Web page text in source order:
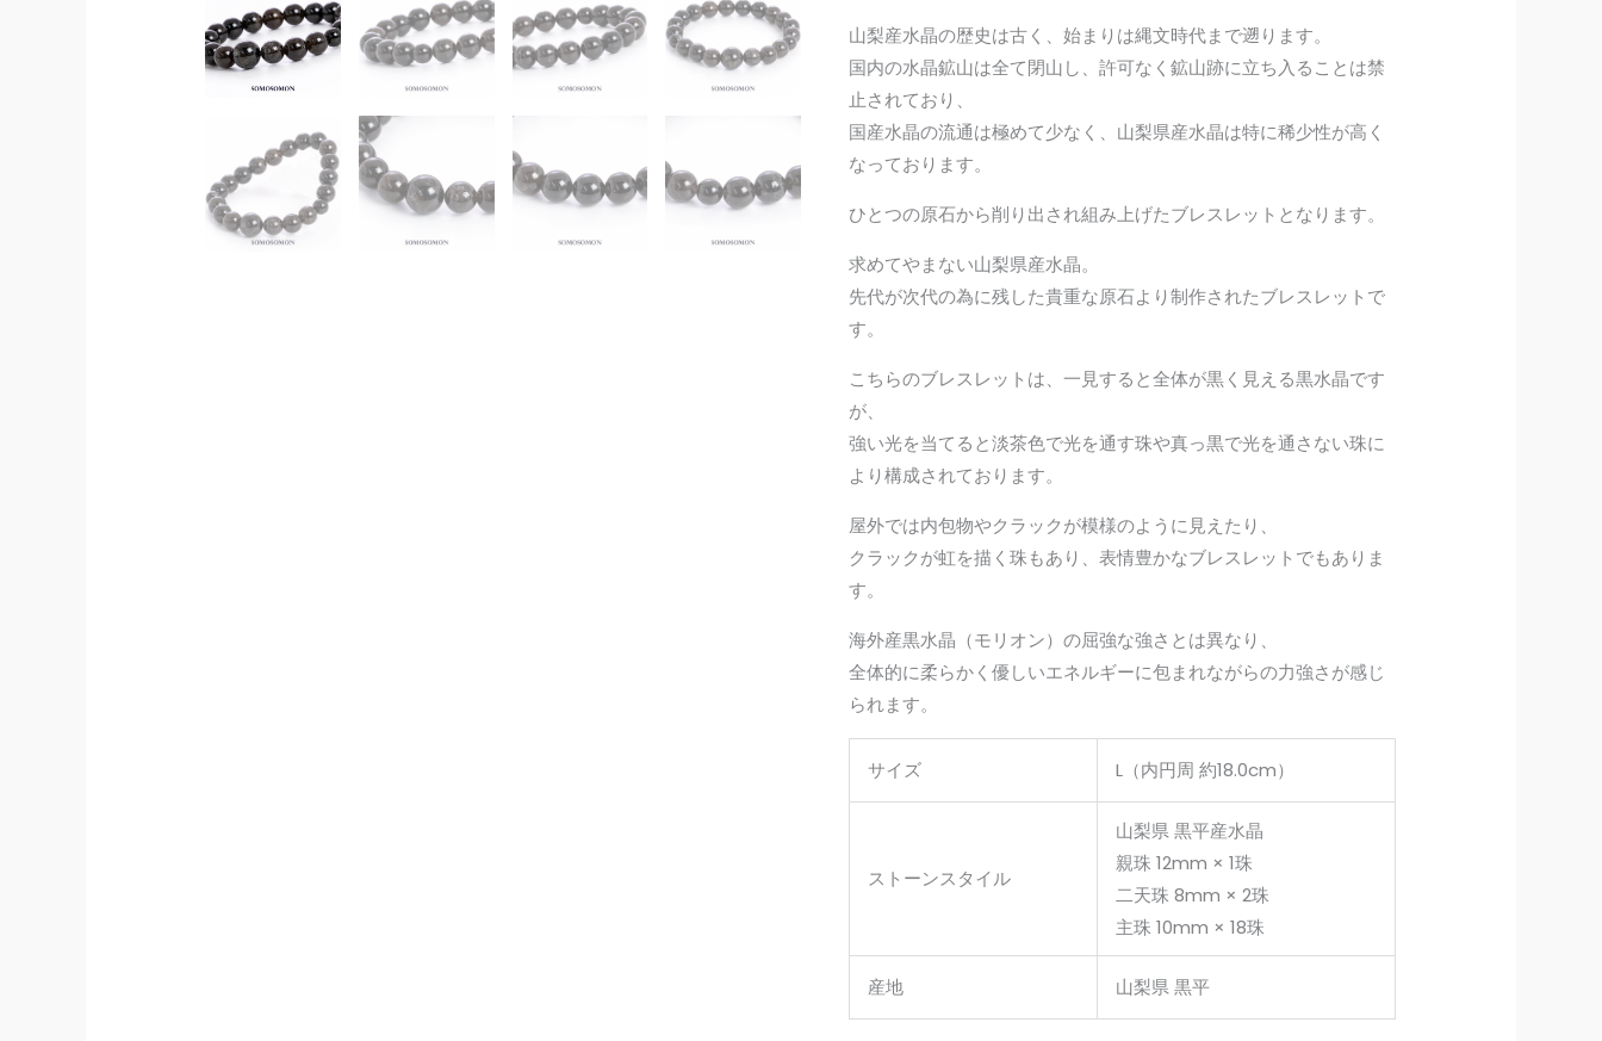
山梨産水晶の歴史は古く、始まりは縄文時代まで遡ります。
国内の水晶鉱山は全て閉山し、許可なく鉱山跡に立ち入ることは禁
止されており、
国産水晶の流通は極めて少なく、山梨県産水晶は特に稀少性が高く
なっております。
ひとつの原石から削り出され組み上げたブレスレットとなります。
求めてやまない山梨県産水晶。
先代が次代の為に残した貴重な原石より制作されたブレスレットで
す。
こちらのブレスレットは、一見すると全体が黒く見える黒水晶です
が、
強い光を当てると淡茶色で光を通す珠や真っ黒で光を通さない珠に
より構成されております。
屋外では内包物やクラックが模様のように見えたり、
クラックが虹を描く珠もあり、表情豊かなブレスレットでもありま
す。
海外産黒水晶（モリオン）の屈強な強さとは異なり、
全体的に柔らかく優しいエネルギーに包まれながらの力強さが感じ
られます。
サイズ L（内円周 約18.0cm）
ストーンスタイル
山梨県 黒平産水晶
親珠 12mm × 1珠
二天珠 8mm × 2珠
主珠 10mm × 18珠
産地 山梨県 黒平
内
径
約
18.0cm
個